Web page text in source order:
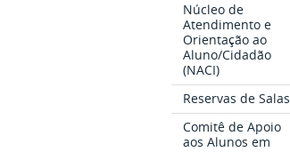
Núcleo de
Atendimento e
Orientação ao
Aluno/Cidadão
(NACI)
Reservas de Salas
Comitê de Apoio
aos Alunos em